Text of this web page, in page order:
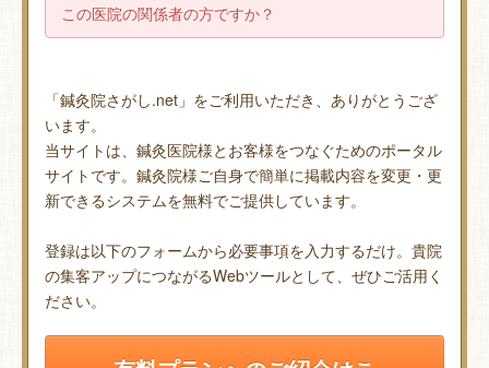
この医院の関係者の方ですか？
「鍼灸院さがし.net」をご利用いただき、ありがとうござ
います。
当サイトは、鍼灸医院様とお客様をつなぐためのポータル
サイトです。鍼灸院様ご自身で簡単に掲載内容を変更・更
新できるシステムを無料でご提供しています。
登録は以下のフォームから必要事項を入力するだけ。貴院
の集客アップにつながるWebツールとして、ぜひご活用く
ださい。